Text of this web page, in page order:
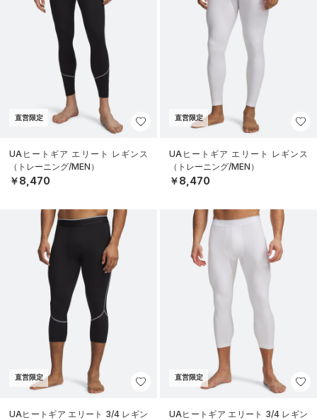
直営限定
UAヒートギア エリート レギンス
（トレーニング/MEN）
￥8,470
直営限定
UAヒートギア エリート レギンス
（トレーニング/MEN）
￥8,470
直営限定
UAヒートギア エリート 3/4 レギン
直営限定
UAヒートギア エリート 3/4 レギン